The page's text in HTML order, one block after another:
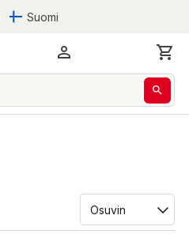
Suomi